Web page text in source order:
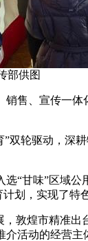
部供图
、宣传一体
驱动，深
味”区域公
划，实现了
煌市精准出
活动的经营